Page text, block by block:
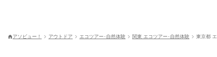
アソビュー！ アウトドア エコツアー･自然体験 関東 エコツアー･自然体験 東京都